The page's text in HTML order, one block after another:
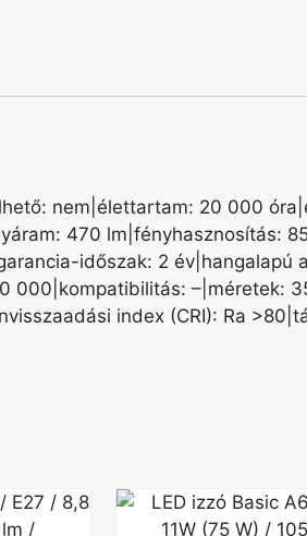
nem|élettartam: 20 000
470 lm|fényhasznosítás:
időszak: 2 év|hangalapú
000|kompatibilitás: –|méretek:
index (CRI): Ra